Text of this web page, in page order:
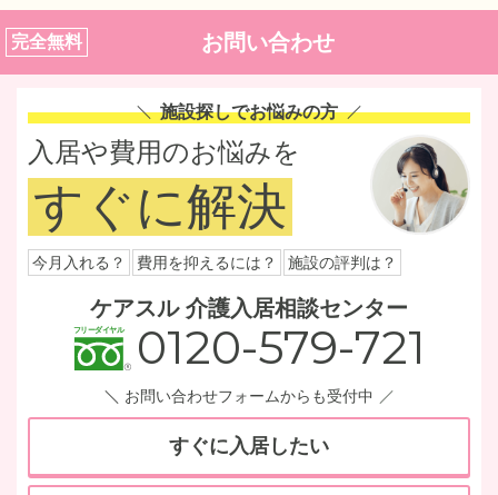
完全無料 お問い合わせ
施設探しでお悩みの方
入居や費用のお悩みを
すぐに解決
今月入れる？ 費用を抑えるには？ 施設の評判は？
ケアスル 介護入居相談センター
0120-579-721
お問い合わせフォームからも受付中
すぐに入居したい